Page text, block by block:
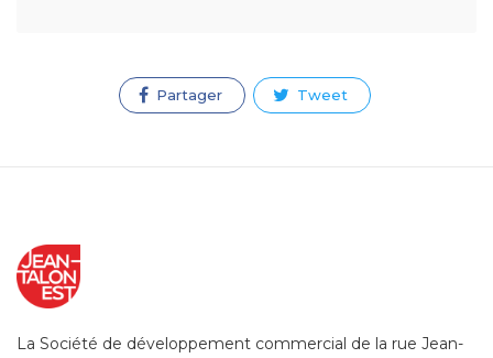
Partager Tweet
La Société de développement commercial de la rue Jean-